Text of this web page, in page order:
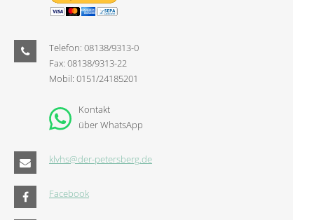
Telefon: 08138/9313-0
Fax: 08138/9313-22
Mobil: 0151/24185201
Kontakt
über WhatsApp
klvhs@der-petersberg.de
Facebook